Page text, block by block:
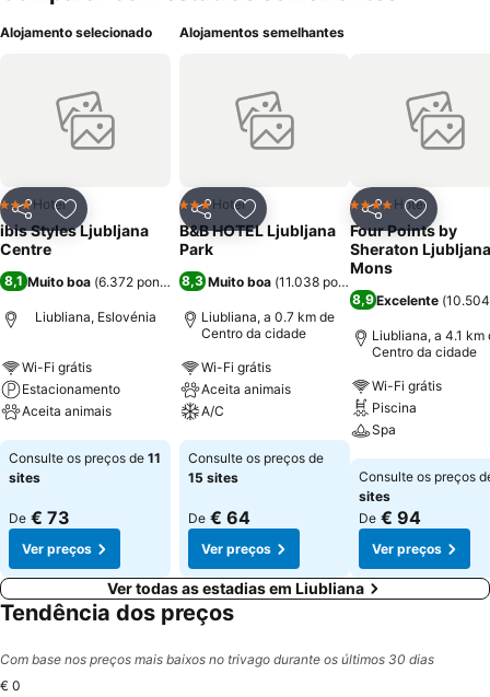
Alojamento selecionado
PartilharAdicionar aos favoritos
3 Estrelas
Hotel
ibis Styles Ljubljana
Centre
8,1 Muito boa (6.372 pontuações)
Liubliana, Eslovénia
Wi-Fi grátis
Estacionamento
Aceita animais
Ver preços
Consulte os preços de 11
sites
De € 73
Ver preços
Alojamentos semelhantes
PartilharAdicionar aos favoritos
3 Estrelas
Hotel
B&B HOTEL Ljubljana
Park
8,3 Muito boa (11.038 pontuações
Liubliana, a 0.7 km de
Centro da cidade
Wi-Fi grátis
Aceita animais
A/C
Ver preços
Consulte os preços de
15 sites
De € 64
Ver preços
Partilhar
4 EstrelasHotel
Four Points by
Sheraton Ljubljana
Mons
8,9Excelente (
Liubliana, a 4.1 km
Centro da cidade
Wi-Fi grátis
Piscina
Spa
Ver preços
Consulte os preços
sites
De € 94
Ver preços
Ver todas as estadias em Liubliana
Tendência dos preços
Com base nos preços mais baixos no trivago durante os últimos 30 dias
€ 0